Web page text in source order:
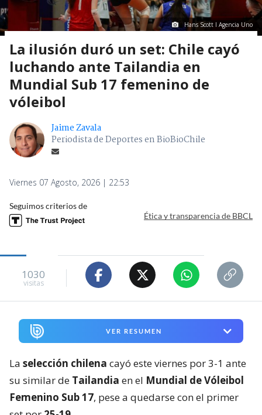
Hans Scott I Agencia Uno
La ilusión duró un set: Chile cayó
luchando ante Tailandia en
Mundial Sub 17 femenino de
vóleibol
Jaime Zavala
Periodista de Deportes en BioBioChile
Viernes 07 Agosto, 2026 | 22:53
Seguimos criterios de
Ética y transparencia de BBCL
1030
visitas
VER RESUMEN
La selección chilena cayó este viernes por 3-1 ante
su similar de Tailandia en el Mundial de Vóleibol
Femenino Sub 17, pese a quedarse con el primer